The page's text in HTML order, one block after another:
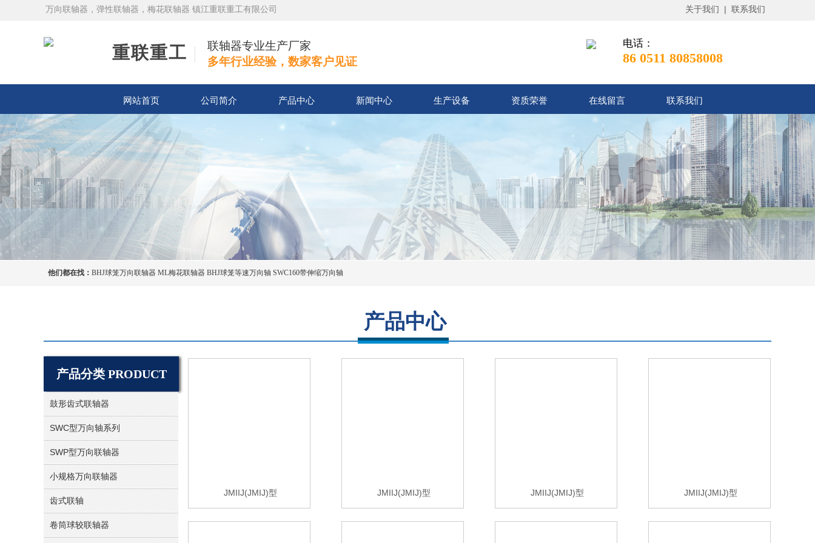
万向联轴器，弹性联轴器，梅花联轴器 镇江重联重工有限公司 关于我们 | 联系我们
联轴器专业生产厂家
多年行业经验，数家客户见证
重联重工 电话：
86 0511 80858008
网站首页 公司简介 产品中心 新闻中心 生产设备 资质荣誉 在线留言 联系我们
诚信至上 服务第一
Quality Service Integrity First Service First
他们都在找： BHJ球笼万向联轴器 ML梅花联轴器 BHJ球笼等速万向轴 SWC160带伸缩万向轴
产品中心
产品分类 PRODUCT
JMIIJ(JMIJ)型 JMIIJ(JMIJ)型 JMIIJ(JMIJ)型 JMIIJ(JMIJ)型
鼓形齿式联轴器
SWC型万向轴系列
SWP型万向联轴器
小规格万向联轴器
齿式联轴
卷筒球较联轴器